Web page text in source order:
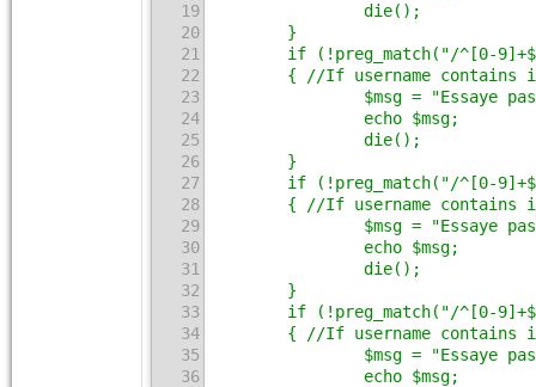
19
20
21
22
23
24
25
26
27
28
29
30
31
32
33
34
35
36
die();
}
if (!preg_match("/^[0-9]+$/",
{ //If username contains
$msg = "Essaye pas de
echo $msg;
die();
}
if (!preg_match("/^[0-9]+$/",
{ //If username contains
$msg = "Essaye pas de
echo $msg;
die();
}
if (!preg_match("/^[0-9]+$/",
{ //If username contains
$msg = "Essaye pas de
echo $msg;